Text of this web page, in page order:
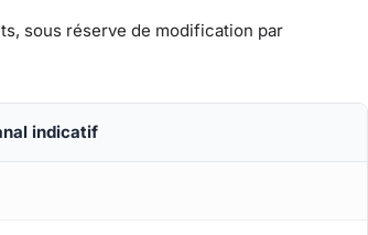
sous réserve de modification par
indicatif